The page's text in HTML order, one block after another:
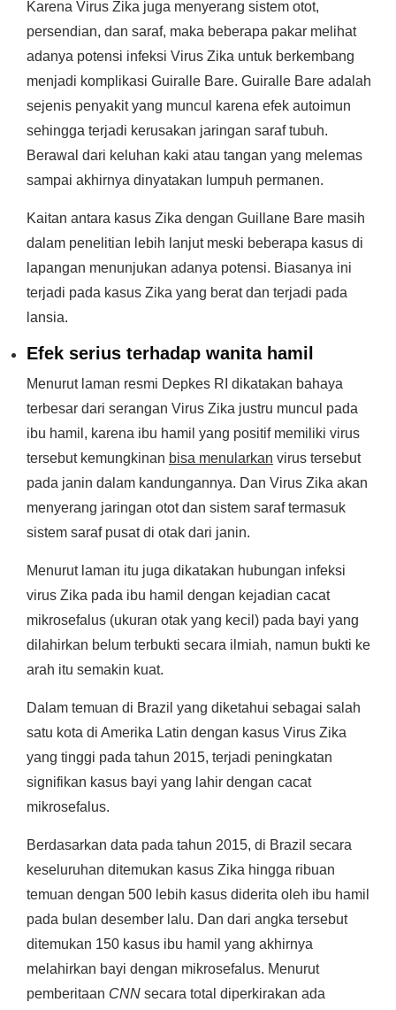
Karena Virus Zika juga menyerang sistem otot,
persendian, dan saraf, maka beberapa pakar melihat
adanya potensi infeksi Virus Zika untuk berkembang
menjadi komplikasi Guiralle Bare. Guiralle Bare adalah
sejenis penyakit yang muncul karena efek autoimun
sehingga terjadi kerusakan jaringan saraf tubuh.
Berawal dari keluhan kaki atau tangan yang melemas
sampai akhirnya dinyatakan lumpuh permanen.
Kaitan antara kasus Zika dengan Guillane Bare masih
dalam penelitian lebih lanjut meski beberapa kasus di
lapangan menunjukan adanya potensi. Biasanya ini
terjadi pada kasus Zika yang berat dan terjadi pada
lansia.
Efek serius terhadap wanita hamil
Menurut laman resmi Depkes RI dikatakan bahaya
terbesar dari serangan Virus Zika justru muncul pada
ibu hamil, karena ibu hamil yang positif memiliki virus
tersebut kemungkinan bisa menularkan virus tersebut
pada janin dalam kandungannya. Dan Virus Zika akan
menyerang jaringan otot dan sistem saraf termasuk
sistem saraf pusat di otak dari janin.
Menurut laman itu juga dikatakan hubungan infeksi
virus Zika pada ibu hamil dengan kejadian cacat
mikrosefalus (ukuran otak yang kecil) pada bayi yang
dilahirkan belum terbukti secara ilmiah, namun bukti ke
arah itu semakin kuat.
Dalam temuan di Brazil yang diketahui sebagai salah
satu kota di Amerika Latin dengan kasus Virus Zika
yang tinggi pada tahun 2015, terjadi peningkatan
signifikan kasus bayi yang lahir dengan cacat
mikrosefalus.
Berdasarkan data pada tahun 2015, di Brazil secara
keseluruhan ditemukan kasus Zika hingga ribuan
temuan dengan 500 lebih kasus diderita oleh ibu hamil
pada bulan desember lalu. Dan dari angka tersebut
ditemukan 150 kasus ibu hamil yang akhirnya
melahirkan bayi dengan mikrosefalus. Menurut
pemberitaan CNN secara total diperkirakan ada